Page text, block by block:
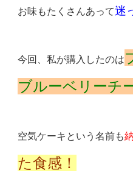
お味もたくさんあって迷
今回、私が購入したのは
ブルーベリーチ
空気ケーキという名前も
た食感！